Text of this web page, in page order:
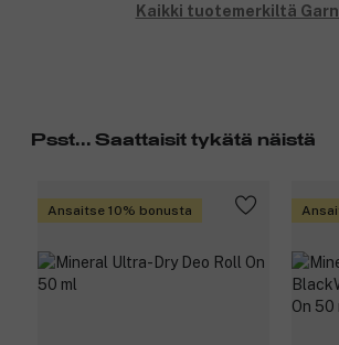
Kaikki tuotemerkiltä
Psst... Saattaisit tykätä näistä
Ansaitse 10% bonusta